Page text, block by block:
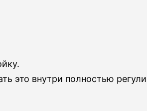
это внутри полностью